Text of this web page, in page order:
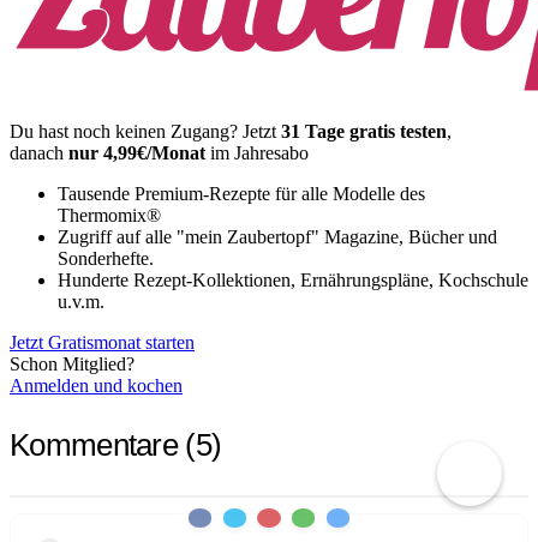
Du hast noch keinen Zugang? Jetzt 31 Tage gratis testen,
danach nur 4,99€/Monat im Jahresabo
Tausende Premium-Rezepte für alle Modelle des
Thermomix®
Zugriff auf alle "mein Zaubertopf" Magazine, Bücher und
Sonderhefte.
Hunderte Rezept-Kollektionen, Ernährungspläne, Kochschule
u.v.m.
Jetzt Gratismonat starten
Schon Mitglied?
Anmelden und kochen
Kommentare (5)